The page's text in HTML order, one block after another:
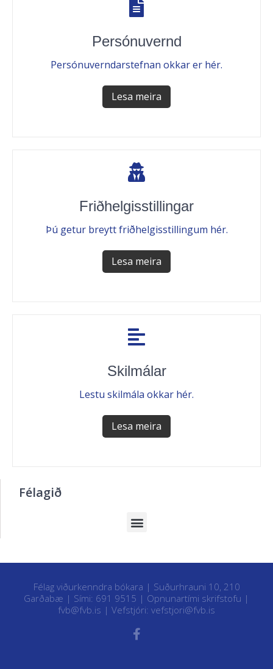
Persónuvernd
Persónuverndarstefnan okkar er hér.
Lesa meira
Friðhelgisstillingar
Þú getur breytt friðhelgisstillingum hér.
Lesa meira
Skilmálar
Lestu skilmála okkar hér.
Lesa meira
Félagið
Félag viðurkenndra bókara | Suðurhrauni 10, 210
Garðabæ | Sími: 691 9515 | Opnunartími skrifstofu |
fvb@fvb.is | Vefstjóri: vefstjori@fvb.is